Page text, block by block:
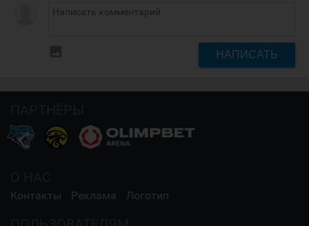
НАПИСАТЬ
Контакты Реклама Логотип